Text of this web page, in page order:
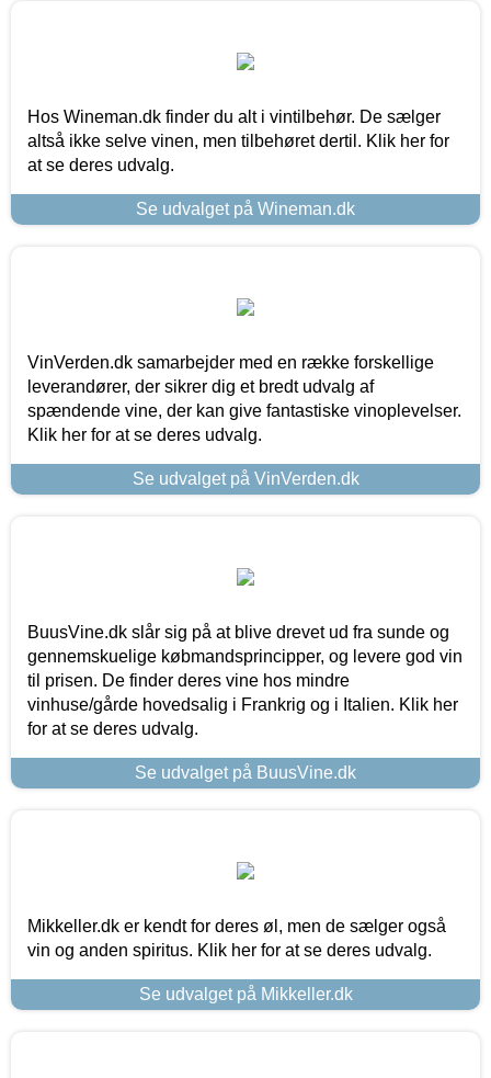
Hos Wineman.dk finder du alt i vintilbehør. De sælger
altså ikke selve vinen, men tilbehøret dertil. Klik her for
at se deres udvalg.
Se udvalget på Wineman.dk
VinVerden.dk samarbejder med en række forskellige
leverandører, der sikrer dig et bredt udvalg af
spændende vine, der kan give fantastiske vinoplevelser.
Klik her for at se deres udvalg.
Se udvalget på VinVerden.dk
BuusVine.dk slår sig på at blive drevet ud fra sunde og
gennemskuelige købmandsprincipper, og levere god vin
til prisen. De finder deres vine hos mindre
vinhuse/gårde hovedsalig i Frankrig og i Italien. Klik her
for at se deres udvalg.
Se udvalget på BuusVine.dk
Mikkeller.dk er kendt for deres øl, men de sælger også
vin og anden spiritus. Klik her for at se deres udvalg.
Se udvalget på Mikkeller.dk